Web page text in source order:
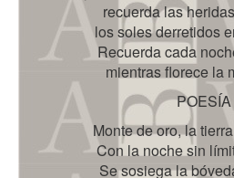
recuerda las
los soles derretidos
Recuerda cada
mientras florece la
POESÍA
Monte de oro, la
Con la noche sin
Se sosiega la